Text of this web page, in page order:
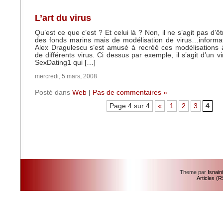
L’art du virus
Qu’est ce que c’est ? Et celui là ? Non, il ne s’agit pas
des fonds marins mais de modélisation de
Alex Dragulescu s’est amusé à recréé ces
de différents virus. Ci dessus par exemple, il s’agit d’un
SexDating1 qui […]
mercredi, 5 mars, 2008
Posté dans Web
Pas de commentaires »
Page 4 sur 4
« 1 2 3 4
Theme par
Articles